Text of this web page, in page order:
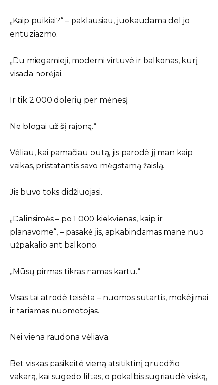
„Kaip puikiai?“ – paklausiau, juokaudama dėl jo
entuziazmo.
„Du miegamieji, moderni virtuvė ir balkonas, kurį
visada norėjai.
Ir tik 2 000 dolerių per mėnesį.
Ne blogai už šį rajoną.“
Vėliau, kai pamačiau butą, jis parodė jį man kaip
vaikas, pristatantis savo mėgstamą žaislą.
Jis buvo toks didžiuojasi.
„Dalinsimės – po 1 000 kiekvienas, kaip ir
planavome“, – pasakė jis, apkabindamas mane nuo
užpakalio ant balkono.
„Mūsų pirmas tikras namas kartu.“
Visas tai atrodė teisėta – nuomos sutartis, mokėjimai
ir tariamas nuomotojas.
Nei viena raudona vėliava.
Bet viskas pasikeitė vieną atsitiktinį gruodžio
vakarą, kai sugedo liftas, o pokalbis sugriaudė viską,